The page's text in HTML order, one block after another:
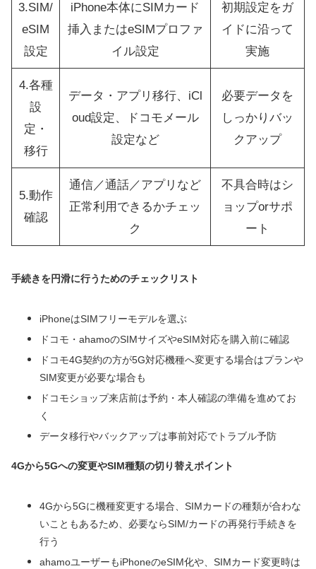
3.SIM/
eSIM
設定
iPhone本体にSIMカード
挿入またはeSIMプロファ
イル設定
初期設定をガ
イドに沿って
実施
4.各種
設
定・
移行
データ・アプリ移行、iCl
oud設定、ドコモメール
設定など
必要データを
しっかりバッ
クアップ
5.動作
確認
通信／通話／アプリなど
正常利用できるかチェッ
ク
不具合時はシ
ョップorサポ
ート
手続きを円滑に行うためのチェックリスト
iPhoneはSIMフリーモデルを選ぶ
ドコモ・ahamoのSIMサイズやeSIM対応を購入前に確認
ドコモ4G契約の方が5G対応機種へ変更する場合はプランや
SIM変更が必要な場合も
ドコモショップ来店前は予約・本人確認の準備を進めてお
く
データ移行やバックアップは事前対応でトラブル予防
4Gから5Gへの変更やSIM種類の切り替えポイント
4Gから5Gに機種変更する場合、SIMカードの種類が合わな
いこともあるため、必要ならSIM/カードの再発行手続きを
行う
ahamoユーザーもiPhoneのeSIM化や、SIMカード変更時は